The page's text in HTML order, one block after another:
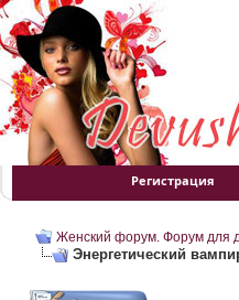
Регистрация
Женский форум. Форум для
Энергетический